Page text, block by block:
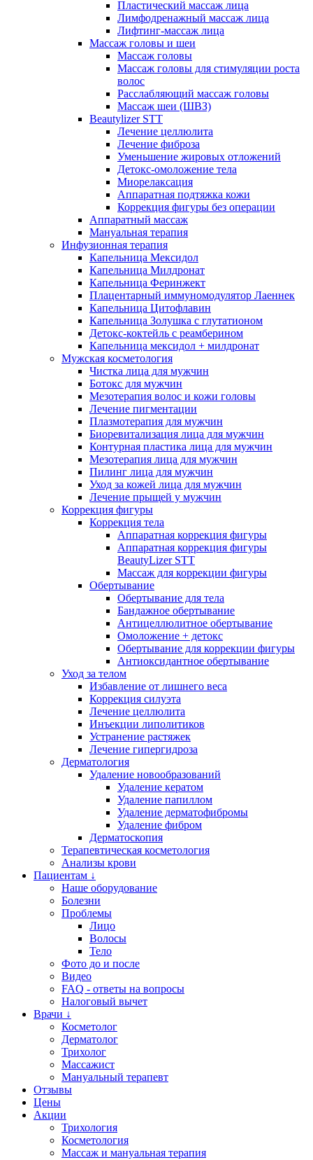
Пластический массаж лица
Лимфодренажный массаж лица
Лифтинг-массаж лица
Массаж головы и шеи
Массаж головы
Массаж головы для стимуляции роста
волос
Расслабляющий массаж головы
Массаж шеи (ШВЗ)
Beautylizer STT
Лечение целлюлита
Лечение фиброза
Уменьшение жировых отложений
Детокс-омоложение тела
Миорелаксация
Аппаратная подтяжка кожи
Коррекция фигуры без операции
Аппаратный массаж
Мануальная терапия
Инфузионная терапия
Капельница Мексидол
Капельница Милдронат
Капельница Феринжект
Плацентарный иммуномодулятор Лаеннек
Капельница Цитофлавин
Капельница Золушка с глутатионом
Детокс-коктейль с реамберином
Капельница мексидол + милдронат
Мужская косметология
Чистка лица для мужчин
Ботокс для мужчин
Мезотерапия волос и кожи головы
Лечение пигментации
Плазмотерапия для мужчин
Биоревитализация лица для мужчин
Контурная пластика лица для мужчин
Мезотерапия лица для мужчин
Пилинг лица для мужчин
Уход за кожей лица для мужчин
Лечение прыщей у мужчин
Коррекция фигуры
Коррекция тела
Аппаратная коррекция фигуры
Аппаратная коррекция фигуры
BeautyLizer STT
Массаж для коррекции фигуры
Обертывание
Обертывание для тела
Бандажное обертывание
Антицеллюлитное обертывание
Омоложение + детокс
Обертывание для коррекции фигуры
Антиоксидантное обертывание
Уход за телом
Избавление от лишнего веса
Коррекция силуэта
Лечение целлюлита
Инъекции липолитиков
Устранение растяжек
Лечение гипергидроза
Дерматология
Удаление новообразований
Удаление кератом
Удаление папиллом
Удаление дерматофибромы
Удаление фибром
Дерматоскопия
Терапевтическая косметология
Анализы крови
Пациентам ↓
Наше оборудование
Болезни
Проблемы
Лицо
Волосы
Тело
Фото до и после
Видео
FAQ - ответы на вопросы
Налоговый вычет
Врачи ↓
Косметолог
Дерматолог
Трихолог
Массажист
Мануальный терапевт
Отзывы
Цены
Акции
Трихология
Косметология
Массаж и мануальная терапия